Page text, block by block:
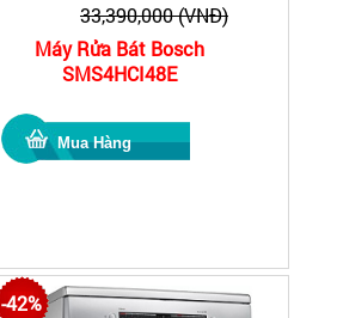
33,390,000 (VNĐ)
Máy Rửa Bát Bosch
SMS4HCI48E
-42%